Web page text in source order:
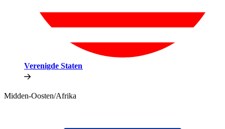
Verenigde Staten​​
Midden-Oosten/Afrika​​